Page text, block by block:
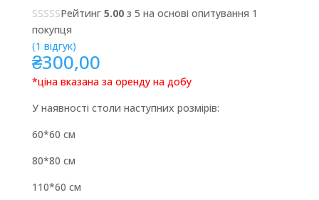
Рейтинг 5.00з 5 на основі опитування 1
покупця
(1 відгук)
₴300,00
*ціна вказана за оренду на добу
У наявності столи наступних розмірів:
60*60 см
80*80 см
110*60 см